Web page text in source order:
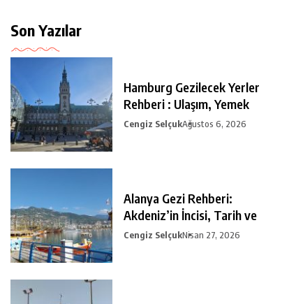
Son Yazılar
Hamburg Gezilecek Yerler
Rehberi : Ulaşım, Yemek
Cengiz SelçukAğustos 6, 2026
Alanya Gezi Rehberi:
Akdeniz’in İncisi, Tarih ve
Cengiz SelçukNisan 27, 2026